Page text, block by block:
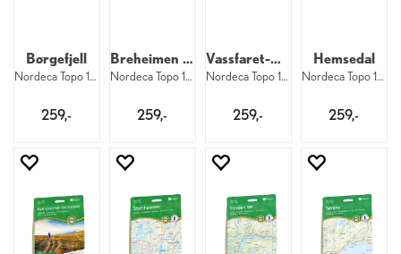
Børgefjell
Nordeca Topo 1:50 000 3031
259,-
Breheimen Nasjonalpark
Nordeca Topo 1:50 000 3011
259,-
Vassfaret-Norefjell
Nordeca Topo 1:50 000 3014
259,-
Hemsedal
Nordeca Topo 1:50 000 3022
259,-